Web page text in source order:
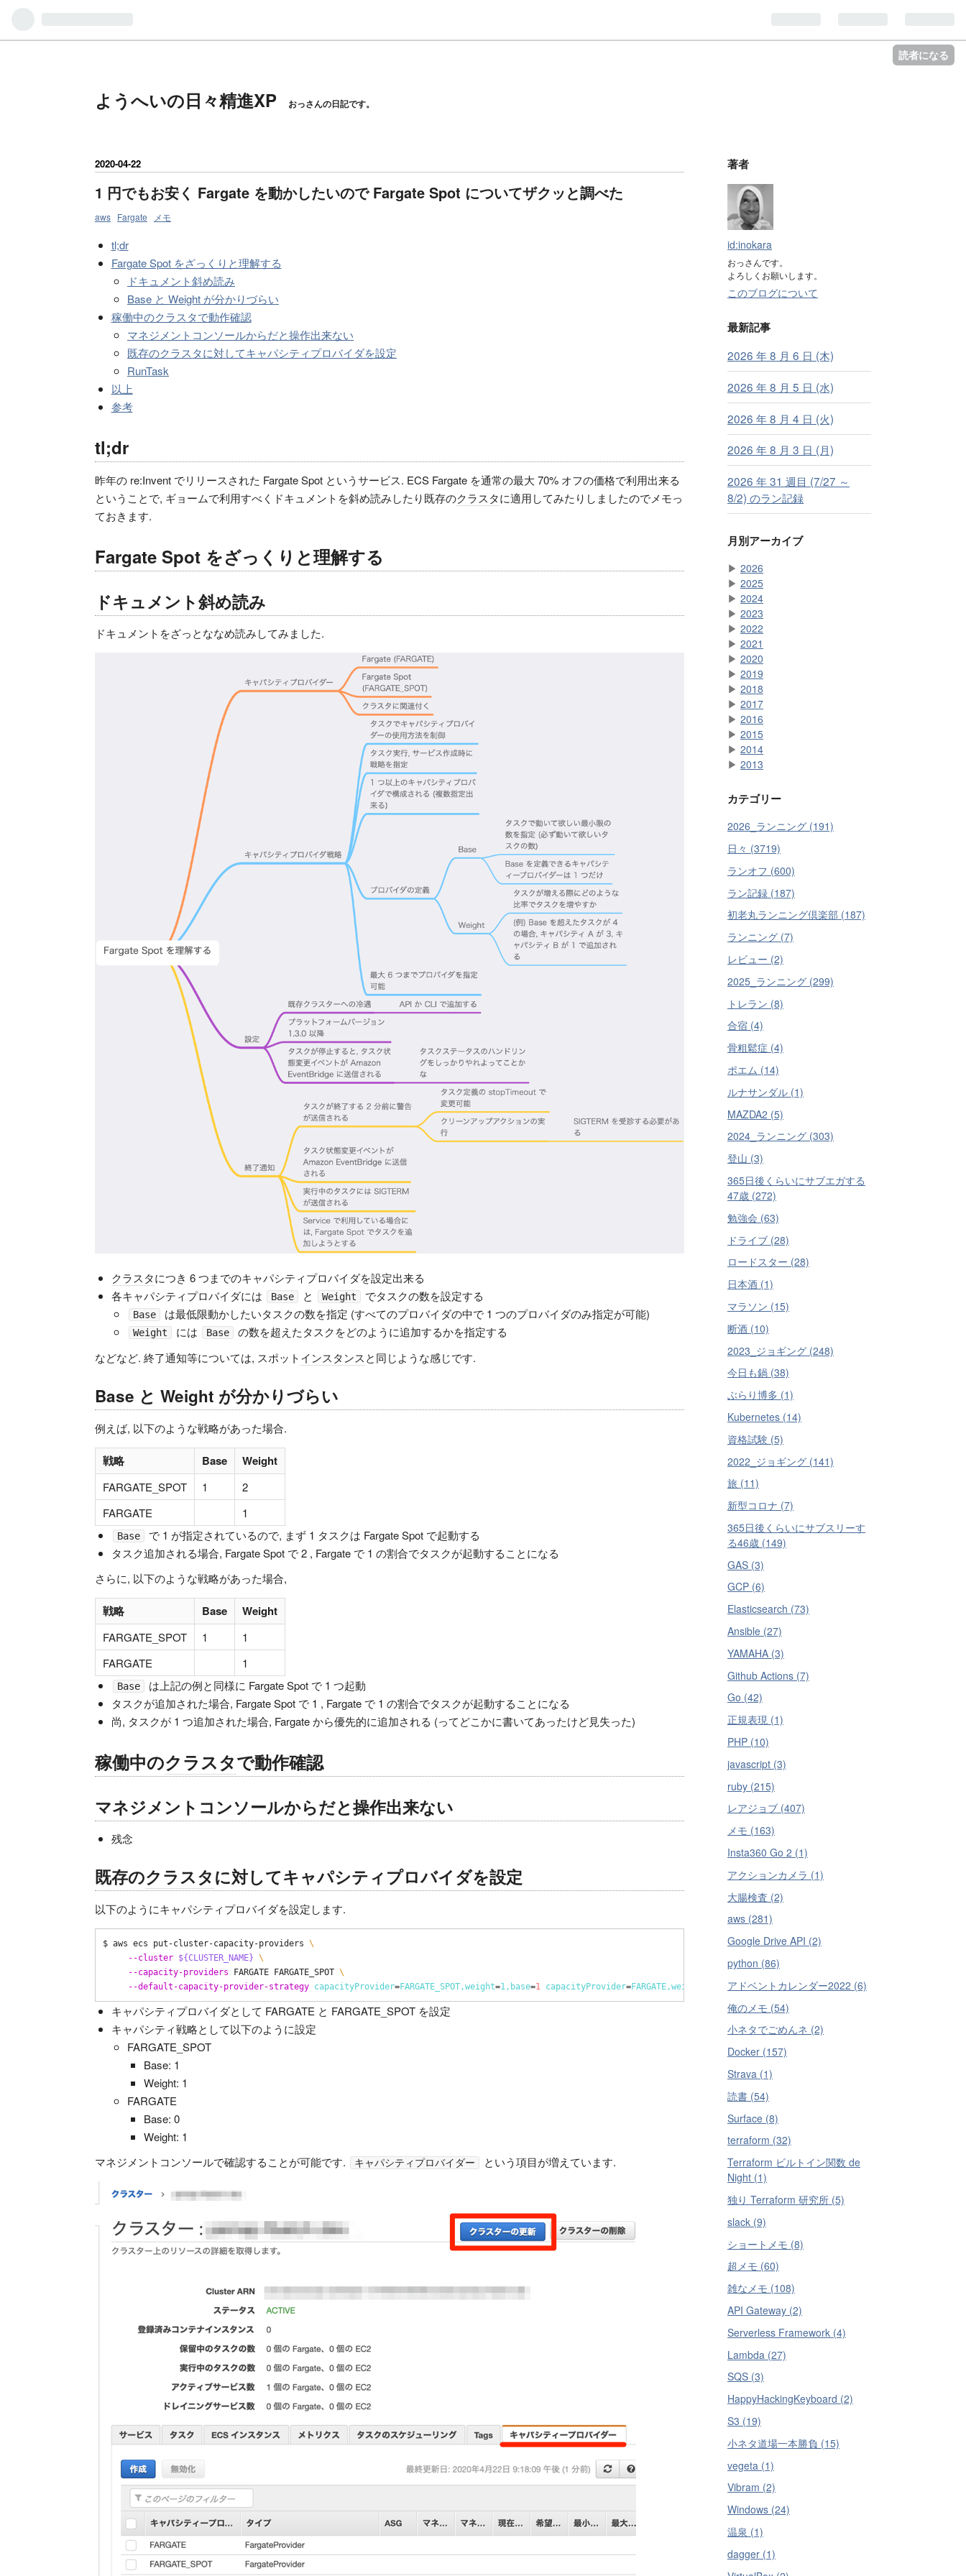
読者になる
ようへいの日々精進XP おっさんの日記です。
2020-04-22
1 円でもお安く Fargate を動かしたいので Fargate Spot についてザクッと調べた
aws Fargate メモ
tl;dr
Fargate Spot をざっくりと理解する
ドキュメント斜め読み
Base と Weight が分かりづらい
稼働中のクラスタで動作確認
マネジメントコンソールからだと操作出来ない
既存のクラスタに対してキャパシティプロバイダを設定
RunTask
以上
参考
tl;dr
昨年の re:Invent でリリースされた Fargate Spot というサービス. ECS Fargate を通常の最大 70% オフの価格で利用出来る
ということで, ギョームで利用すべくドキュメントを斜め読みしたり既存のクラスタに適用してみたりしましたのでメモっ
ておきます.
Fargate Spot をざっくりと理解する
ドキュメント斜め読み
ドキュメントをざっとななめ読みしてみました.
クラスタにつき 6 つまでのキャパシティプロバイダを設定出来る
各キャパシティプロバイダには
Base と Weight でタスクの数を設定する
Base は最低限動かしたいタスクの数を指定 (すべてのプロバイダの中で 1 つのプロバイダのみ指定が可能)
Weight には Base
の数を超えたタスクをどのように追加するかを指定する
などなど. 終了通知等については, スポットインスタンスと同じような感じです.
Base と Weight が分かりづらい
例えば, 以下のような戦略があった場合.
戦略 Base Weight
FARGATE_SPOT 1
2
FARGATE
1
Base
で 1 が指定されているので, まず 1 タスクは Fargate Spot で起動する
タスク追加される場合, Fargate Spot で 2 , Fargate で 1 の割合でタスクが起動することになる
さらに, 以下のような戦略があった場合,
戦略 Base Weight
FARGATE_SPOT 1
1
FARGATE
1
Base
は上記の例と同様に Fargate Spot で 1 つ起動
タスクが追加された場合, Fargate Spot で 1 , Fargate で 1 の割合でタスクが起動することになる
尚, タスクが 1 つ追加された場合, Fargate から優先的に追加される (ってどこかに書いてあったけど見失った)
稼働中のクラスタで動作確認
マネジメントコンソールからだと操作出来ない
残念
既存のクラスタに対してキャパシティプロバイダを設定
以下のようにキャパシティプロバイダを設定します.
$ aws ecs put-cluster-capacity-providers \
--cluster ${CLUSTER_NAME} \
--capacity-providers FARGATE FARGATE_SPOT \
--default-capacity-provider-strategy capacityProvider=FARGATE_SPOT,weight=1,base=1 capacityProvider=FARGATE,weight
キャパシティプロバイダとして FARGATE と FARGATE_SPOT を設定
キャパシティ戦略として以下のように設定
FARGATE_SPOT
Base: 1
Weight: 1
FARGATE
Base: 0
Weight: 1
マネジメントコンソールで確認することが可能です.
キャパシティプロバイダー という項目が増えています.
著者
id:inokara
おっさんです。
よろしくお願いします。
このブログについて
最新記事
2026 年 8 月 6 日 (木)
2026 年 8 月 5 日 (水)
2026 年 8 月 4 日 (火)
2026 年 8 月 3 日 (月)
2026 年 31 週目 (7/27 ～
8/2) のラン記録
月別アーカイブ
▶ 2026
▶ 2025
▶ 2024
▶ 2023
▶ 2022
▶ 2021
▶ 2020
▶ 2019
▶ 2018
▶ 2017
▶ 2016
▶ 2015
▶ 2014
▶ 2013
カテゴリー
2026_ランニング (191)
日々 (3719)
ランオフ (600)
ラン記録 (187)
初老丸ランニング倶楽部 (187)
ランニング (7)
レビュー (2)
2025_ランニング (299)
トレラン (8)
合宿 (4)
骨粗鬆症 (4)
ポエム (14)
ルナサンダル (1)
MAZDA2 (5)
2024_ランニング (303)
登山 (3)
365日後くらいにサブエガする
47歳 (272)
勉強会 (63)
ドライブ (28)
ロードスター (28)
日本酒 (1)
マラソン (15)
断酒 (10)
2023_ジョギング (248)
今日も鍋 (38)
ぶらり博多 (1)
Kubernetes (14)
資格試験 (5)
2022_ジョギング (141)
旅 (11)
新型コロナ (7)
365日後くらいにサブスリーす
る46歳 (149)
GAS (3)
GCP (6)
Elasticsearch (73)
Ansible (27)
YAMAHA (3)
Github Actions (7)
Go (42)
正規表現 (1)
PHP (10)
javascript (3)
ruby (215)
レアジョブ (407)
メモ (163)
Insta360 Go 2 (1)
アクションカメラ (1)
大腸検査 (2)
aws (281)
Google Drive API (2)
python (86)
アドベントカレンダー2022 (6)
俺のメモ (54)
小ネタでごめんネ (2)
Docker (157)
Strava (1)
読書 (54)
Surface (8)
terraform (32)
Terraform ビルトイン関数 de
Night (1)
独り Terraform 研究所 (5)
slack (9)
ショートメモ (8)
超メモ (60)
雑なメモ (108)
API Gateway (2)
Serverless Framework (4)
Lambda (27)
SQS (3)
HappyHackingKeyboard (2)
S3 (19)
小ネタ道場一本勝負 (15)
vegeta (1)
Vibram (2)
Windows (24)
温泉 (1)
dagger (1)